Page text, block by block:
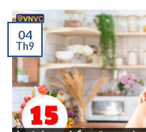
04
Th9